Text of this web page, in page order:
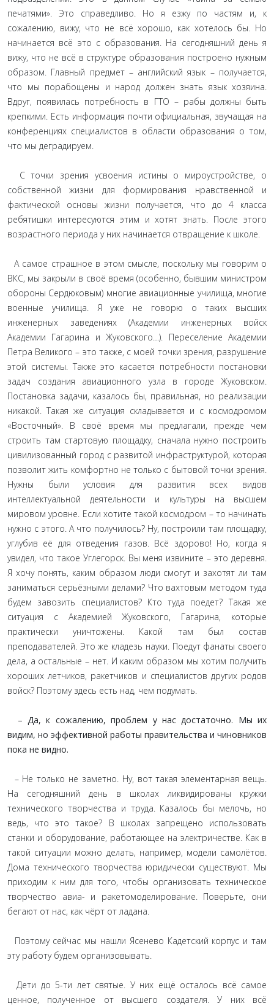
печатями». Это справедливо. Но я езжу по частям и, к
сожалению, вижу, что не всё хорошо, как хотелось бы. Но
начинается всё это с образования. На сегодняшний день я
вижу, что не всё в структуре образования построено нужным
образом. Главный предмет – английский язык – получается,
что мы порабощены и народ должен знать язык хозяина.
Вдруг, появилась потребность в ГТО – рабы должны быть
крепкими. Есть информация почти официальная, звучащая на
конференциях специалистов в области образования о том,
что мы деградируем.
С точки зрения усвоения истины о мироустройстве, о
собственной жизни для формирования нравственной и
фактической основы жизни получается, что до 4 класса
ребятишки интересуются этим и хотят знать. После этого
возрастного периода у них начинается отвращение к школе.
А самое страшное в этом смысле, поскольку мы говорим о
ВКС, мы закрыли в своё время (особенно, бывшим министром
обороны Сердюковым) многие авиационные училища, многие
военные училища. Я уже не говорю о таких высших
инженерных заведениях (Академии инженерных войск
Академии Гагарина и Жуковского…). Переселение Академии
Петра Великого – это также, с моей точки зрения, разрушение
этой системы. Также это касается потребности постановки
задач создания авиационного узла в городе Жуковском.
Постановка задачи, казалось бы, правильная, но реализации
никакой. Такая же ситуация складывается и с космодромом
«Восточный». В своё время мы предлагали, прежде чем
строить там стартовую площадку, сначала нужно построить
цивилизованный город с развитой инфраструктурой, которая
позволит жить комфортно не только с бытовой точки зрения.
Нужны были условия для развития всех видов
интеллектуальной деятельности и культуры на высшем
мировом уровне. Если хотите такой космодром – то начинать
нужно с этого. А что получилось? Ну, построили там площадку,
углубив её для отведения газов. Всё здорово! Но, когда я
увидел, что такое Углегорск. Вы меня извините – это деревня.
Я хочу понять, каким образом люди смогут и захотят ли там
заниматься серьёзными делами? Что вахтовым методом туда
будем завозить специалистов? Кто туда поедет? Такая же
ситуация с Академией Жуковского, Гагарина, которые
практически уничтожены. Какой там был состав
преподавателей. Это же кладезь науки. Поедут фанаты своего
дела, а остальные – нет. И каким образом мы хотим получить
хороших летчиков, ракетчиков и специалистов других родов
войск? Поэтому здесь есть над, чем подумать.
– Да, к сожалению, проблем у нас достаточно. Мы их
видим, но эффективной работы правительства и чиновников
пока не видно.
– Не только не заметно. Ну, вот такая элементарная вещь.
На сегодняшний день в школах ликвидированы кружки
технического творчества и труда. Казалось бы мелочь, но
ведь, что это такое? В школах запрещено использовать
станки и оборудование, работающее на электричестве. Как в
такой ситуации можно делать, например, модели самолётов.
Дома технического творчества юридически существуют. Мы
приходим к ним для того, чтобы организовать техническое
творчество авиа- и ракетомоделирование. Поверьте, они
бегают от нас, как чёрт от ладана.
Поэтому сейчас мы нашли Ясенево Кадетский корпус и там
эту работу будем организовывать.
Дети до 5-ти лет святые. У них ещё осталось всё самое
ценное, полученное от высшего создателя. У них всё